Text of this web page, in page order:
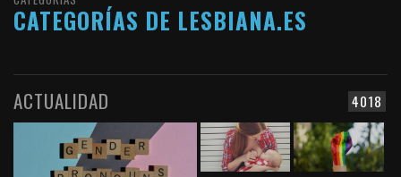
CATEGORÍAS DE LESBIANA.ES
4018
ACTUALIDAD